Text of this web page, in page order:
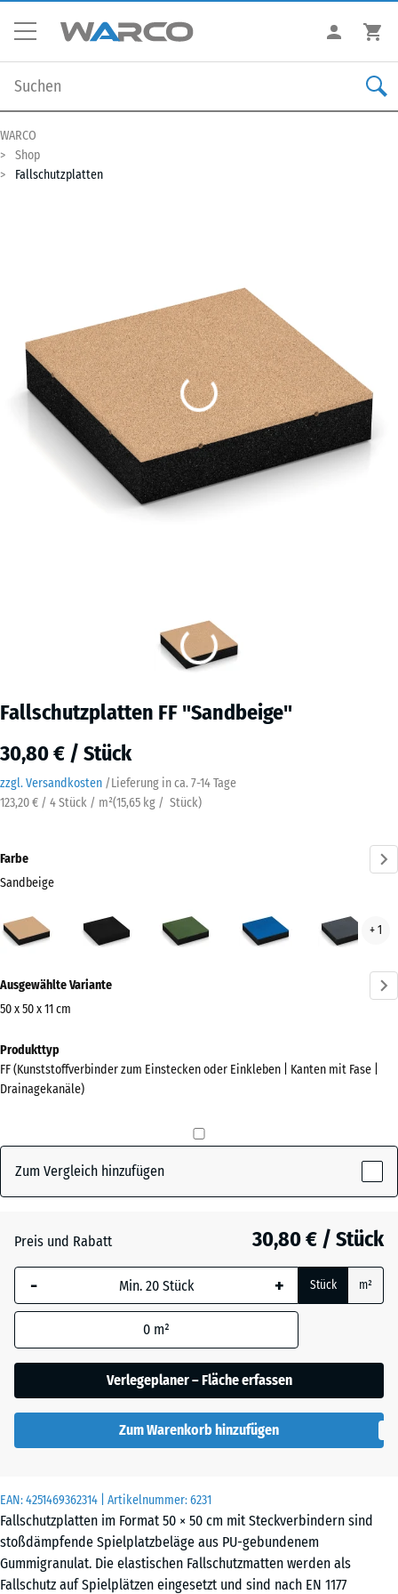
WARCO
Shop
Fallschutzplatten
Fallschutzplatten FF "Sandbeige"
30,80 € / Stück
zzgl. Versandkosten /Lieferung in ca. 7-14 Tage
123,20 € / 4 Stück / m²(15,65 kg / Stück)
EAN:4251469362314 | Artikelnummer:6231
Fallschutzplatten im Format 50 × 50 cm mit Steckverbindern sind
stoßdämpfende Spielplatzbeläge aus PU-gebundenem
Gummigranulat. Die elastischen Fallschutzmatten werden als
Fallschutz auf Spielplätzen eingesetzt und sind nach EN 1177
Farbe
Sandbeige
Sandbeige
(active)
Grasgrün Himmelblau
+ 1
Informationen
zu
Farben?
Farbpalette
Sandbeige(active)
- 2,70 €
Ausgewählte Variante
50 x 50 x 11 cm
Abmessungen
für
den
x
500
Die gewählte, blau
umrandete
Abmessung wird
Produktdaten nicht
anders angegeben)
für die
Bedarfsberechnung
x
50
x
11
cm
Produkttyp
FF (Kunststoffverbinder zum Einstecken oder Einkleben | Kanten mit Fase |
Drainagekanäle)
Zum Vergleich hinzufügen
Preis und Rabatt 30,80 € / Stück
- + Stück m²
0 m²
Verlegeplaner – Fläche erfassen
Zum Warenkorb hinzufügen